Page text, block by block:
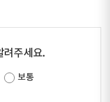
려주세요.
보통